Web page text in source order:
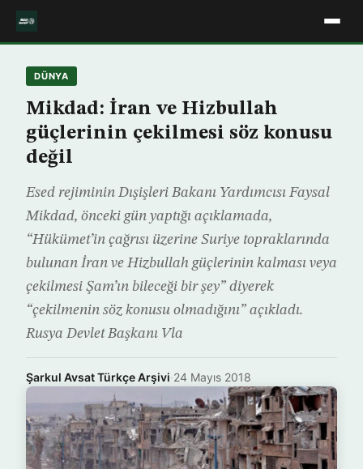
DÜNYA
Mikdad: İran ve Hizbullah
güçlerinin çekilmesi söz konusu
değil
Esed rejiminin Dışişleri Bakanı Yardımcısı Faysal
Mikdad, önceki gün yaptığı açıklamada,
“Hükümet’in çağrısı üzerine Suriye topraklarında
bulunan İran ve Hizbullah güçlerinin kalması veya
çekilmesi Şam’ın bileceği bir şey” diyerek
“çekilmenin söz konusu olmadığını” açıkladı.
Rusya Devlet Başkanı Vla
Şarkul Avsat Türkçe Arşivi·24 Mayıs 2018